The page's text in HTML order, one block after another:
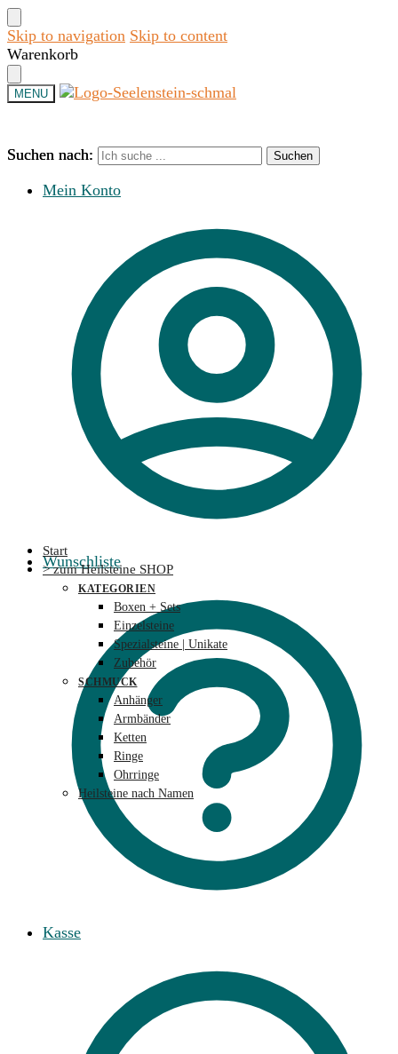
Skip to navigation Skip to content
Warenkorb
MENU
Suchen nach: Suchen
Mein Konto
Wunschliste
Kasse
Suchen nach: Suchen
Start
> zum Heilsteine SHOP
KATEGORIEN
Boxen + Sets
Einzelsteine
Spezialsteine | Unikate
Zubehör
SCHMUCK
Anhänger
Armbänder
Ketten
Ringe
Ohrringe
Heilsteine nach Namen